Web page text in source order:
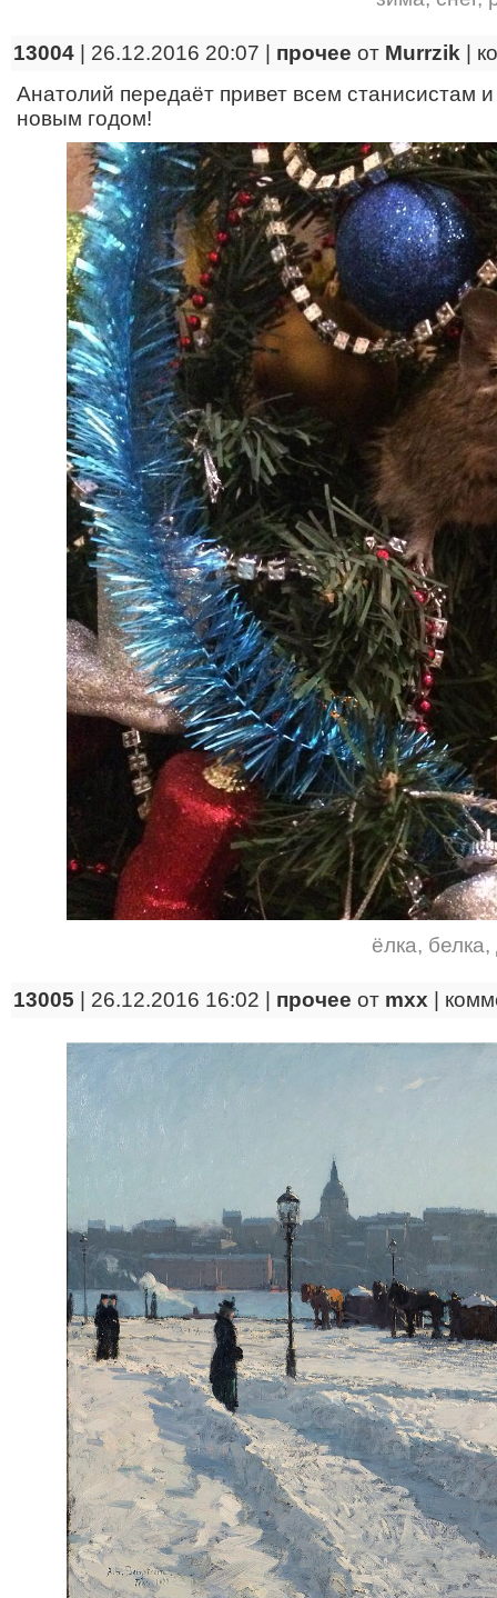
13004 | 26.12.2016 20:07 | прочее от Murrzik
Анатолий передаёт привет всем станисистам
новым годом!
ёлка, белка,
13005 | 26.12.2016 16:02 | прочее от mxx